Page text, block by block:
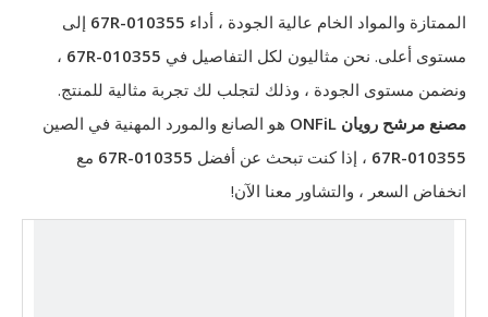
الممتازة والمواد الخام عالية الجودة ، أداء 67R-010355 إلى
مستوى أعلى. نحن مثاليون لكل التفاصيل في 67R-010355 ،
ونضمن مستوى الجودة ، وذلك لتجلب لك تجربة مثالية للمنتج.
مصنع مرشح رويان ONFiL
هو الصانع والمورد المهنية في الصين
67R-010355 ، إذا كنت تبحث عن أفضل 67R-010355 مع
انخفاض السعر ، والتشاور معنا الآن!